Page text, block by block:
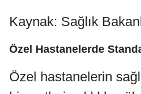
Kaynak: Sağlık
Özel Hastanelerde
Özel hastanelerin